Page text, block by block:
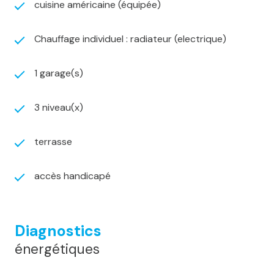
cuisine américaine (équipée)
Chauffage individuel : radiateur (electrique)
1 garage(s)
3 niveau(x)
terrasse
accès handicapé
Diagnostics
énergétiques